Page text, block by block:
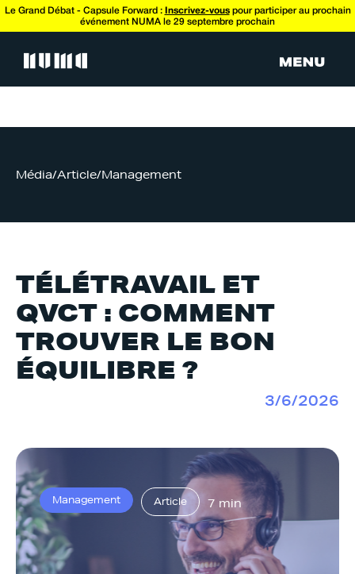
Le Grand Débat - Capsule Forward : Inscrivez-vouspour participer au prochain
événement NUMA le 29 septembre prochain
Média/Article/Management
TÉLÉTRAVAIL ET
QVCT : COMMENT
TROUVER LE BON
ÉQUILIBRE ?
3/6/2026
Management Article 7 min